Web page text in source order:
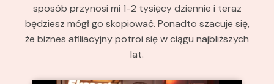
sposób przynosi mi 1-2 tysięcy dziennie i teraz
będziesz mógł go skopiować. Ponadto szacuje się,
że biznes afiliacyjny potroi się w ciągu najbliższych
lat.